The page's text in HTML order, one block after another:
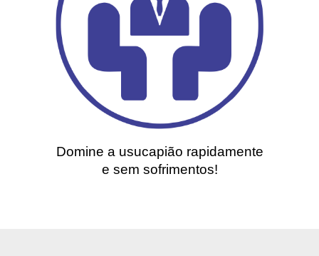
Domine a usucapião rapidamente
e sem sofrimentos!